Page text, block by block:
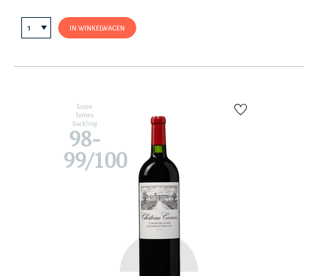
IN WINKELWAGEN
Score
James
Suckling
98-
99/100